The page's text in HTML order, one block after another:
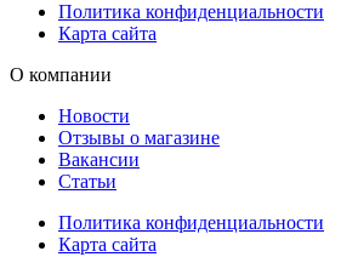
Политика конфиденциальности
Карта сайта
О компании
Новости
Отзывы о магазине
Вакансии
Статьи
Политика конфиденциальности
Карта сайта